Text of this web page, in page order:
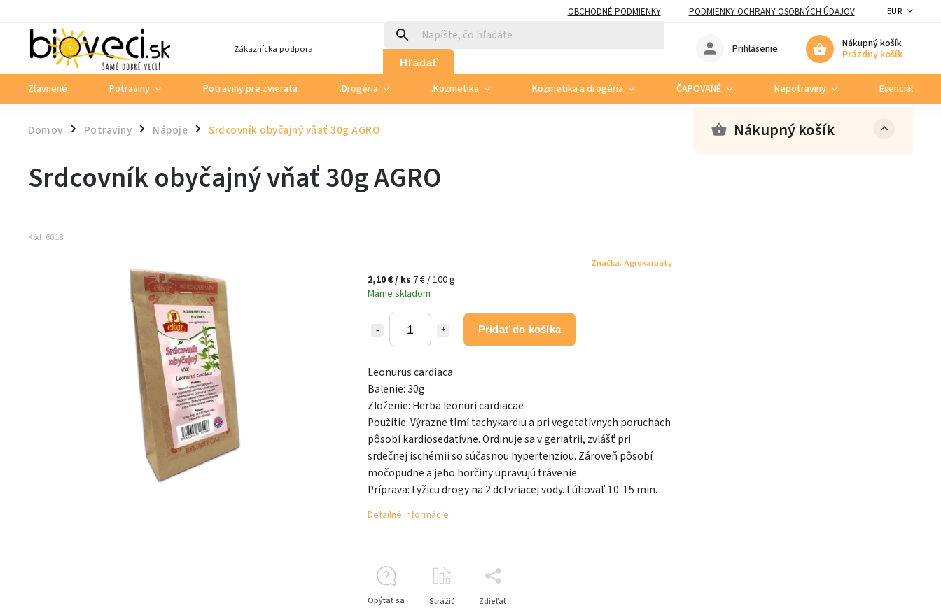
OBCHODNÉ PODMIENKY PODMIENKY OCHRANY OSOBNÝCH ÚDAJOV EUR
Zákaznícka podpora:
Hľadať
Nákupný košík
Prázdny košík
Prihlásenie
Zľavnené Potraviny Potraviny pre zvieratá .Drogéria .Kozmetika Kozmetika a drogéria ČAPOVANÉ Nepotraviny Esenciálne
Domov / Potraviny / Nápoje / Srdcovník obyčajný vňať 30g AGRO Nákupný košík
Srdcovník obyčajný vňať 30g AGRO
Kód: 6018
Značka: Agrokarpaty
2,10 €/ ks 7 € / 100 g
Máme skladom
Pridať do košíka
Leonurus cardiaca
Balenie: 30g
Zloženie: Herba leonuri cardiacae
Použitie: Výrazne tlmí tachykardiu a pri vegetatívnych poruchách
pôsobí kardiosedatívne. Ordinuje sa v geriatrii, zvlášť pri
srdečnej ischémii so súčasnou hypertenziou. Zároveň pôsobí
močopudne a jeho horčiny upravujú trávenie
Príprava: Lyžicu drogy na 2 dcl vriacej vody. Lúhovať 10-15 min.
Detailné informácie
Opýtať sa Strážiť Zdieľať